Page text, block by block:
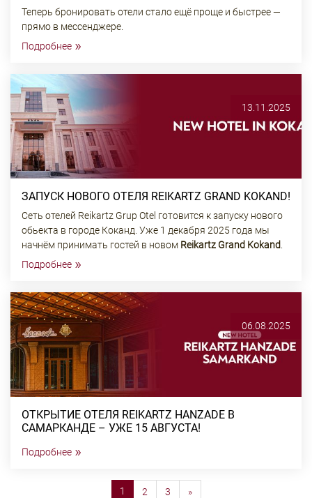
Теперь бронировать отели стало ещё проще и быстрее —
прямо в мессенджере.
Подробнее »
13.11.2025
ЗАПУСК НОВОГО ОТЕЛЯ REIKARTZ GRAND KOKAND!
Сеть отелей Reikartz Grup Otel готовится к запуску нового
обьекта в городе Коканд. Уже 1 декабря 2025 года мы
начнём принимать гостей в новом Reikartz Grand Kokand
Подробнее »
06.08.2025
ОТКРЫТИЕ ОТЕЛЯ REIKARTZ HANZADE В
САМАРКАНДЕ – УЖЕ 15 АВГУСТА!
Подробнее »
1 (current)
2 3 »Далее